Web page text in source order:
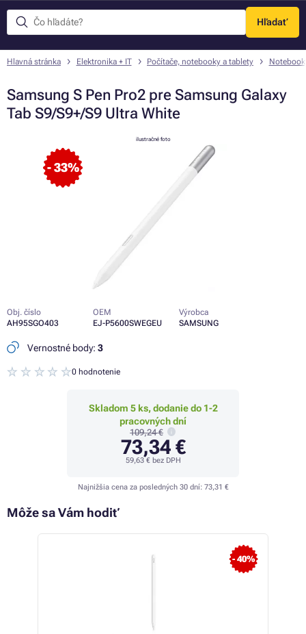
Hľadať
Menu
Hlavná stránka Elektronika + IT Počítače, notebooky a tablety
Samsung S Pen Pro2 pre Samsung Galaxy
Tab S9/S9+/S9 Ultra White
- 33%
ilustračné foto
Obj. číslo
AH95SGO403
OEM
EJ-P5600SWEGEU
Výrobca
SAMSUNG
Vernostné body: 3
0 hodnotenie
Skladom 5 ks, dodanie do 1-2
pracovných dní
109,24 €
73,34 €
59,63 €bez DPH
Najnižšia cena za posledných 30 dní: 73,31 €
Môže sa Vám hodiť
- 40%